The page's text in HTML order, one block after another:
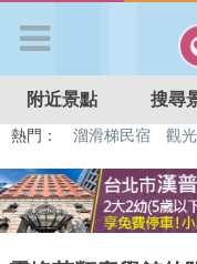
APP登入
首 頁
附近景點 搜尋
熱門： 溜滑梯民宿 觀